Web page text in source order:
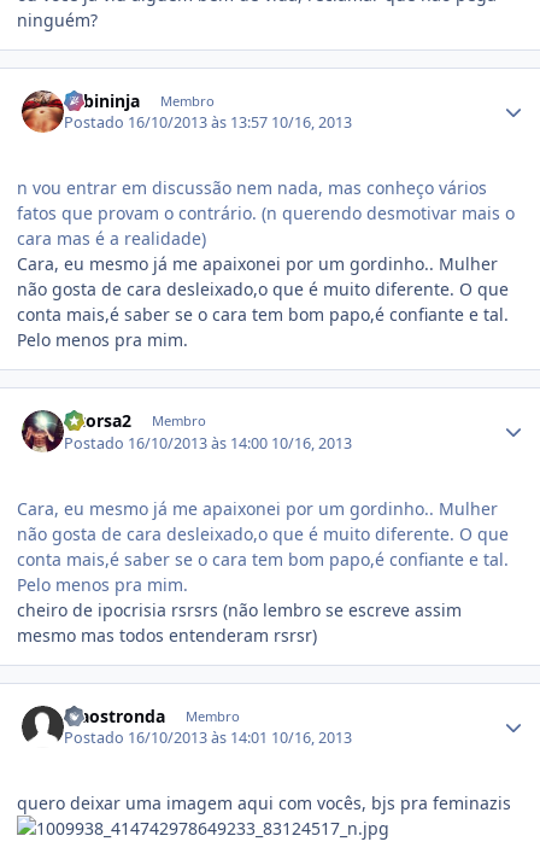
ninguém?
Fabininja Membro
Postado 16/10/2013 às 13:57 10/16, 2013
n vou entrar em discussão nem nada, mas conheço vários
fatos que provam o contrário. (n querendo desmotivar mais o
cara mas é a realidade)
Cara, eu mesmo já me apaixonei por um gordinho.. Mulher
não gosta de cara desleixado,o que é muito diferente. O que
conta mais,é saber se o cara tem bom papo,é confiante e tal.
Pelo menos pra mim.
vitorsa2 Membro
Postado 16/10/2013 às 14:00 10/16, 2013
Cara, eu mesmo já me apaixonei por um gordinho.. Mulher
não gosta de cara desleixado,o que é muito diferente. O que
conta mais,é saber se o cara tem bom papo,é confiante e tal.
Pelo menos pra mim.
cheiro de ipocrisia rsrsrs (não lembro se escreve assim
mesmo mas todos entenderam rsrsr)
igaostronda Membro
Postado 16/10/2013 às 14:01 10/16, 2013
quero deixar uma imagem aqui com vocês, bjs pra feminazis